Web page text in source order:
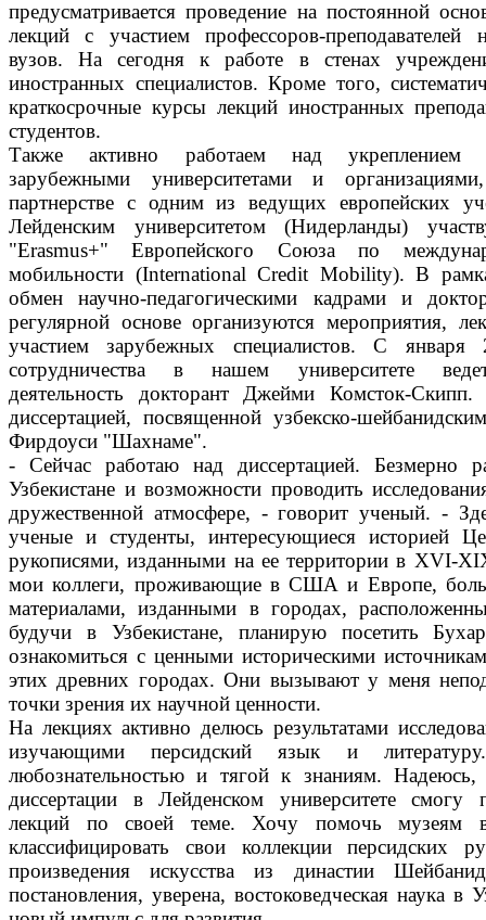
предусматривается проведение на постоянной
лекций с участием профессоров-преподавателей
вузов. На сегодня к работе в стенах
иностранных специалистов. Кроме того,
краткосрочные курсы лекций иностранных
студентов.
Также активно работаем над укреплением
зарубежными университетами и
партнерстве с одним из ведущих европейских
Лейденским университетом (Нидерланды)
"Erasmus+" Европейского Союза по
мобильности (International Credit Mobility). В
обмен научно-педагогическими кадрами и
регулярной основе организуются мероприятия,
участием зарубежных специалистов. С
сотрудничества в нашем университете
деятельность докторант Джейми Комсток-
диссертацией, посвященной узбекско-
Фирдоуси "Шахнаме".
- Сейчас работаю над диссертацией. Безмерно
Узбекистане и возможности проводить
дружественной атмосфере, - говорит ученый. -
ученые и студенты, интересующиеся историей
рукописями, изданными на ее территории в XVI-
мои коллеги, проживающие в США и Европе,
материалами, изданными в городах,
будучи в Узбекистане, планирую посетить
ознакомиться с ценными историческими
этих древних городах. Они вызывают у меня
точки зрения их научной ценности.
На лекциях активно делюсь результатами
изучающими персидский язык и
любознательностью и тягой к знаниям.
диссертации в Лейден­ском университете смогу
лекций по своей теме. Хочу помочь музеям
классифицировать свои коллекции персидских
произведения искусства из династии
постановления, уверена, востоковедческая наука в